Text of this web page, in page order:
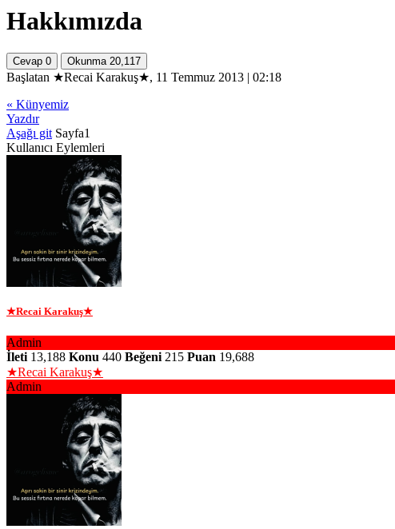
Hakkımızda
Cevap 0 Okunma 20,117
Başlatan ★Recai Karakuş★, 11 Temmuz 2013 | 02:18
« Künyemiz
Yazdır
Aşağı git Sayfa1
Kullanıcı Eylemleri
★Recai Karakuş★
Admin
İleti 13,188 Konu 440 Beğeni 215 Puan 19,688
★Recai Karakuş★
Admin